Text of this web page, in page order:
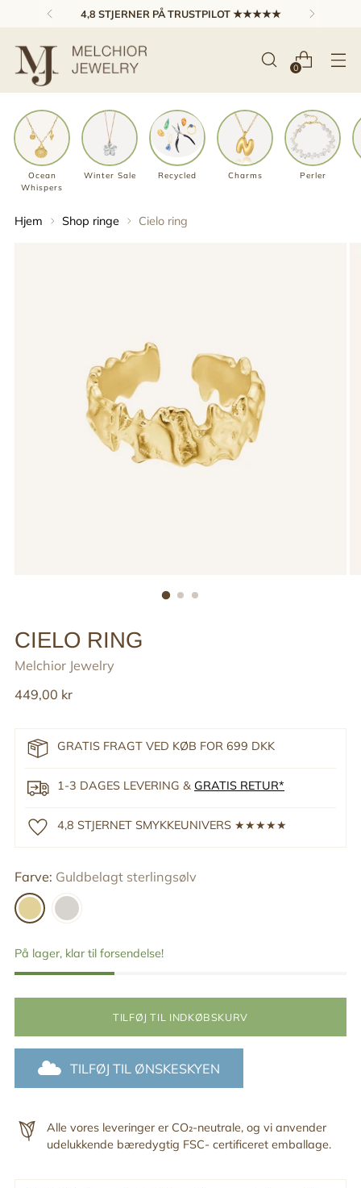
4,8 STJERNER PÅ TRUSTPILOT ★★★★★
0
Ocean
Whispers
Winter Sale Recycled Charms Perler
Hjem Shop ringe Cielo ring
CIELO RING
Melchior Jewelry
Reguler
449,00 kr
GRATIS FRAGT VED KØB FOR 699 DKK
1-3 DAGES LEVERING & GRATIS RETUR*
4,8 STJERNET SMYKKEUNIVERS ★★★★★
Farve: Guldbelagt sterlingsølv
På lager, klar til forsendelse!
TILFØJ TIL INDKØBSKURV
TILFØJ TIL ØNSKESKYEN
Alle vores leveringer er CO₂-neutrale, og vi anvender
udelukkende bæredygtig FSC- certificeret emballage.